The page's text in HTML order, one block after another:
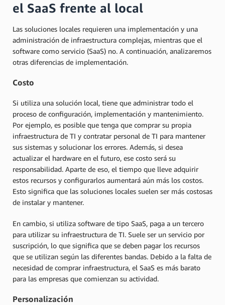
el SaaS frente al local
Las soluciones locales requieren una implementación y una
administración de infraestructura complejas, mientras que el
software como servicio (SaaS) no. A continuación, analizaremos
otras diferencias de implementación.
Costo
Si utiliza una solución local, tiene que administrar todo el
proceso de configuración, implementación y mantenimiento.
Por ejemplo, es posible que tenga que comprar su propia
infraestructura de TI y contratar personal de TI para mantener
sus sistemas y solucionar los errores. Además, si desea
actualizar el hardware en el futuro, ese costo será su
responsabilidad. Aparte de eso, el tiempo que lleve adquirir
estos recursos y configurarlos aumentará aún más los costos.
Esto significa que las soluciones locales suelen ser más costosas
de instalar y mantener.
En cambio, si utiliza software de tipo SaaS, paga a un tercero
para utilizar su infraestructura de TI. Suele ser un servicio por
suscripción, lo que significa que se deben pagar los recursos
que se utilizan según las diferentes bandas. Debido a la falta de
necesidad de comprar infraestructura, el SaaS es más barato
para las empresas que comienzan su actividad.
Personalización